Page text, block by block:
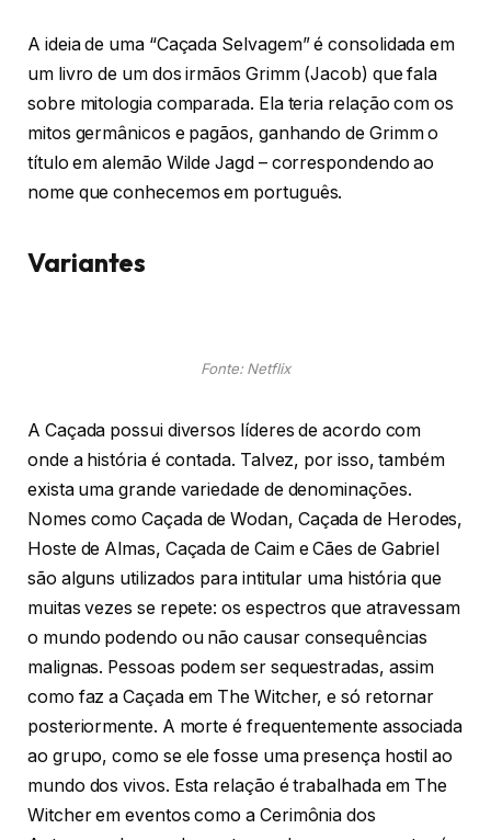
A ideia de uma “Caçada Selvagem” é consolidada em
um livro de um dos irmãos Grimm (Jacob) que fala
sobre mitologia comparada. Ela teria relação com os
mitos germânicos e pagãos, ganhando de Grimm o
título em alemão Wilde Jagd – correspondendo ao
nome que conhecemos em português.
Variantes
Fonte: Netflix
A Caçada possui diversos líderes de acordo com
onde a história é contada. Talvez, por isso, também
exista uma grande variedade de denominações.
Nomes como Caçada de Wodan, Caçada de Herodes,
Hoste de Almas, Caçada de Caim e Cães de Gabriel
são alguns utilizados para intitular uma história que
muitas vezes se repete: os espectros que atravessam
o mundo podendo ou não causar consequências
malignas. Pessoas podem ser sequestradas, assim
como faz a Caçada em The Witcher, e só retornar
posteriormente. A morte é frequentemente associada
ao grupo, como se ele fosse uma presença hostil ao
mundo dos vivos. Esta relação é trabalhada em The
Witcher em eventos como a Cerimônia dos